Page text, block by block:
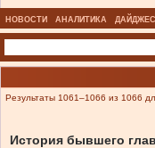
НОВОСТИ АНАЛИТИКА
Результаты 1061–1066 из 1066
История бывшего